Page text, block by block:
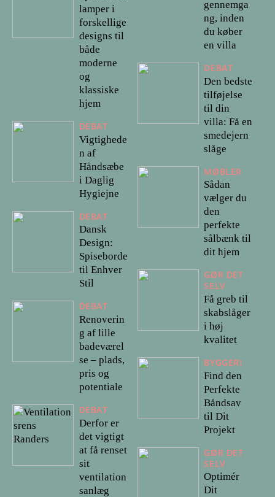
lamper i
forskellige
designs til
både
moderne
og
klassiske
hjem
DEBAT
Vigtighede
n af
Håndsæbe
i Daglig
Hygiejne
DEBAT
Dansk
Design:
Spiseborde
til Enhver
Stil
DEBAT
Renoverin
g af lille
badeværel
se – plads,
pris og
potentiale
DEBAT
Derfor er
det vigtigt
at få renset
sit
ventilation
sanlæg
gennemga
ng, inden
du køber
en villa
DEBAT
Den bedste
tilføjelse
til din
villa: Få en
smedejern
slåge
MØBLER
Sådan
vælger du
den
perfekte
sålbænk til
dit hjem
GØR DET
SELV
Få greb til
skabslåger
i høj
kvalitet
BYGGERI
Find den
Perfekte
Båndsav
til Dit
Projekt
GØR DET
SELV
Optimér
Dit